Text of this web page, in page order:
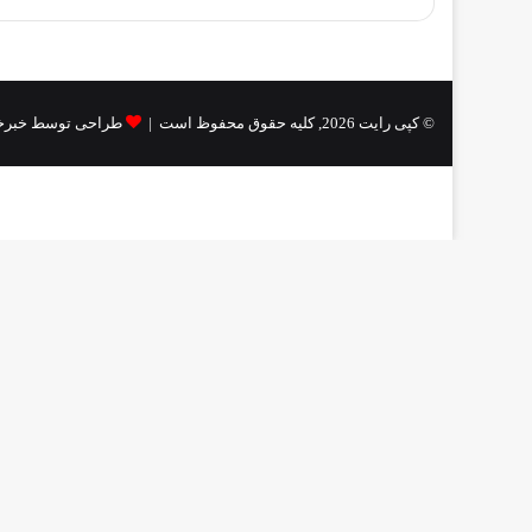
© کپی رایت 2026, کلیه حقوق محفوظ است | طراحی توسط